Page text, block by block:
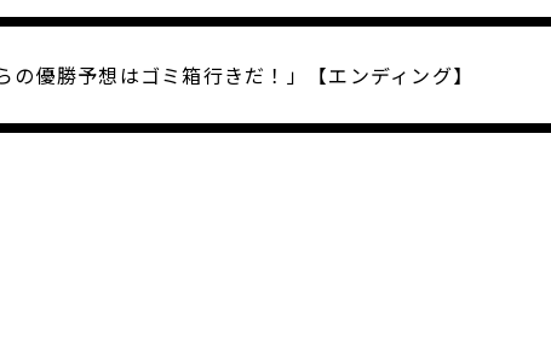
優勝予想はゴミ箱行きだ！」【エンディング】